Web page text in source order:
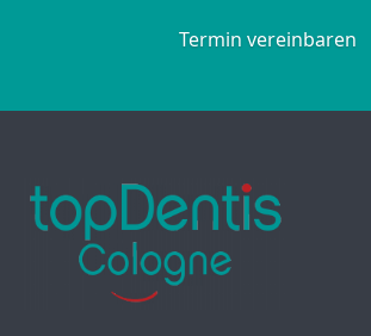
Termin vereinbaren